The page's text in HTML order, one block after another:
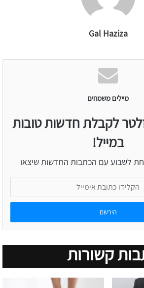
Gal Haziza
מיילים משמחים
לקבלת חדשות טובות
במייל!
לשבוע עם הכתבות החדשות שיצאו
קשורות